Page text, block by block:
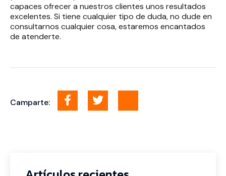
capaces ofrecer a nuestros clientes unos resultados
excelentes. Si tiene cualquier tipo de duda, no dude en
consultarnos cualquier cosa, estaremos encantados
de atenderte.
Camparte: